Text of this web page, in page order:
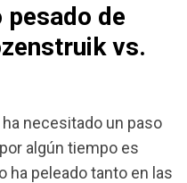
pesado de
vs.
necesitado un paso
algún tiempo es
ha peleado tanto en las